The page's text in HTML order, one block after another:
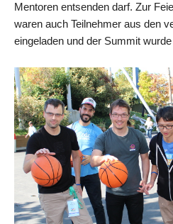
Mentoren entsenden darf. Zur
waren auch Teilnehmer aus den
eingeladen und der Summit